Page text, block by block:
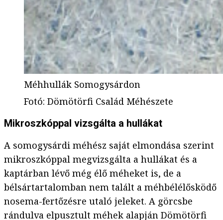
Méhhullák Somogysárdon
Fotó: Dömötörfi Család Méhészete
Mikroszkóppal vizsgálta a hullákat
A somogysárdi méhész saját elmondása szerint
mikroszkóppal megvizsgálta a hullákat és a
kaptárban lévő még élő méheket is, de a
bélsártartalomban nem talált a méhbélélősködő
nosema-fertőzésre utaló jeleket. A görcsbe
rándulva elpusztult méhek alapján Dömötörfi